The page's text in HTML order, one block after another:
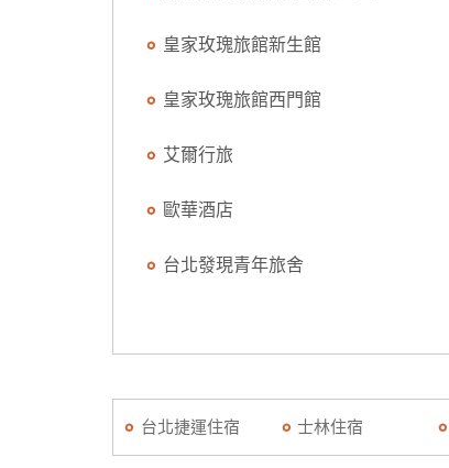
皇家玫瑰旅館新生館
皇家玫瑰旅館西門館
艾爾行旅
歐華酒店
台北發現青年旅舍
台北捷運住宿 士林住宿